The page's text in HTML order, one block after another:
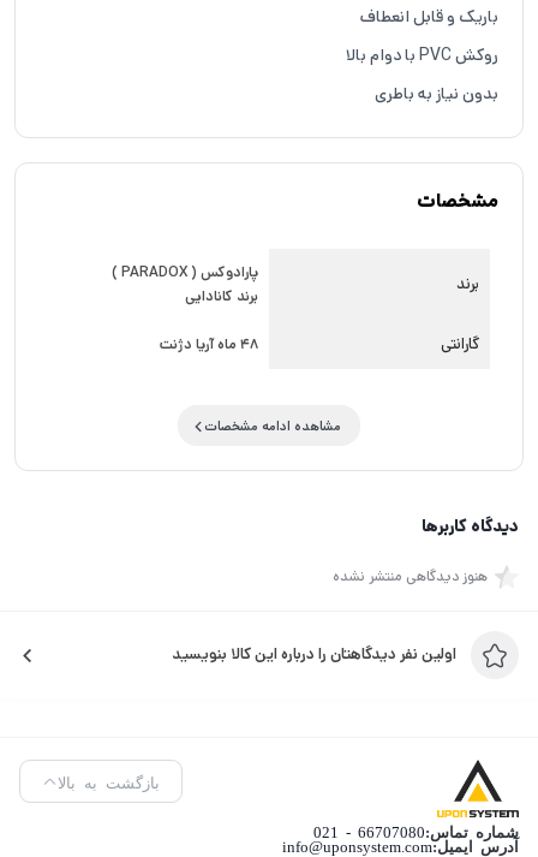
باریک و قابل انعطاف
روکش PVC با دوام بالا
بدون نیاز به باطری
مشخصات
برند
پارادوکس ( PARADOX )
برند کانادایی
گارانتی 48 ماه آریا دژنت
مشاهده ادامه مشخصات
دیدگاه کاربرها
هنوز دیدگاهی منتشر نشده
اولین نفر دیدگاهتان را درباره این کالا بنویسید
شماره تماس:66707080 - 021
آدرس ایمیل:info@uponsystem.com
بازگشت به بالا